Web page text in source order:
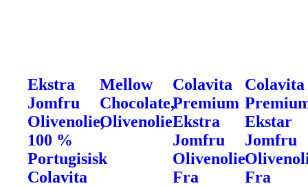
Ekstra
Jomfru
Olivenolie,
100 %
Portugisisk
Colavita
Mellow
Chocolate,
Olivenolie
Colavita
Premium
Ekstra
Jomfru
Olivenolie
Fra
Colavita
Ekstar
Jomfru
Fra